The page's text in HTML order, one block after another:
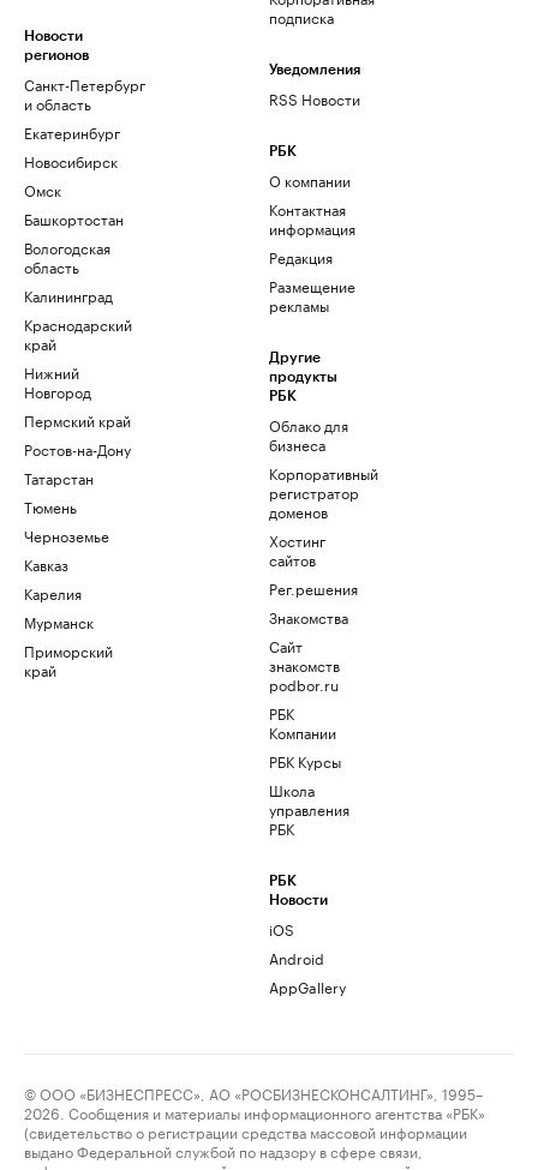
Новости
регионов
Санкт-Петербург
и область
Екатеринбург
Новосибирск
Омск
Башкортостан
Вологодская
область
Калининград
Краснодарский
край
Нижний
Новгород
Пермский край
Ростов-на-Дону
Татарстан
Тюмень
Черноземье
Кавказ
Карелия
Мурманск
Приморский
край
подписка
Уведомления
RSS Новости
РБК
О компании
Контактная
информация
Редакция
Размещение
рекламы
Другие
продукты
РБК
Облако для
бизнеса
Корпоративный
регистратор
доменов
Хостинг
сайтов
Рег.решения
Знакомства
Сайт
знакомств
podbor.ru
РБК
Компании
РБК Курсы
Школа
управления
РБК
РБК
Новости
iOS
Android
AppGallery
© ООО «БИЗНЕСПРЕСС», АО «РОСБИЗНЕСКОНСАЛТИНГ», 1995–
2026. Сообщения и материалы информационного агентства «РБК»
(свидетельство о регистрации средства массовой информации
выдано Федеральной службой по надзору в сфере связи,